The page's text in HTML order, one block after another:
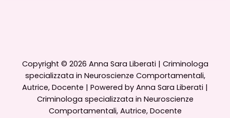
Copyright © 2026 Anna Sara Liberati | Criminologa
specializzata in Neuroscienze Comportamentali,
Autrice, Docente | Powered by Anna Sara Liberati |
Criminologa specializzata in Neuroscienze
Comportamentali, Autrice, Docente